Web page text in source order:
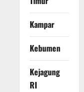
Kampar
Kebumen
Kejagung
RI